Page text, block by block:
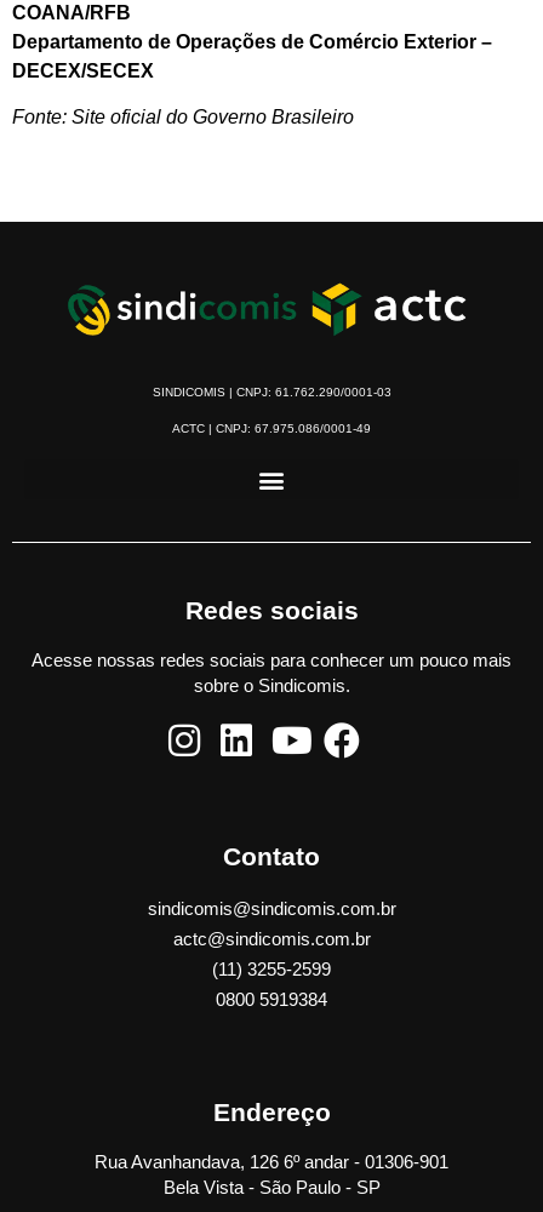
COANA/RFB
Departamento de Operações de Comércio Exterior –
DECEX/SECEX
Fonte: Site oficial do Governo Brasileiro
SINDICOMIS | CNPJ: 61.762.290/0001-03
ACTC | CNPJ: 67.975.086/0001-49
Redes sociais
Acesse nossas redes sociais para conhecer um pouco mais
sobre o Sindicomis.
Contato
sindicomis@sindicomis.com.br
actc@sindicomis.com.br
(11) 3255-2599
0800 5919384
Endereço
Rua Avanhandava, 126 6º andar - 01306-901
Bela Vista - São Paulo - SP